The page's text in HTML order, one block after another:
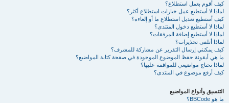
كيف أقوم بعمل استطلاع؟
لماذا لا أستطيع عمل خيارات استطلاع أكثر؟
كيف أستطيع تعديل استطلاع ما أو إلغاءه؟
لماذا لا أستطيع دخول المنتدى؟
لماذا لا أستطيع إضافة المرفقات؟
لماذا أتلقى تحذيرات؟
كيف يمكنني إرسال التقرير عن مشاركة للمشرف؟
ما هي أيقونة حفظ الموضوع الموجودة في صفحة كتابة المواضيع؟
لماذا تحتاج مواضيعي للموافقة عليها؟
كيف أرفع موضوع في المنتدى؟
التنسيق وأنواع المواضيع
ما هو BBCode؟